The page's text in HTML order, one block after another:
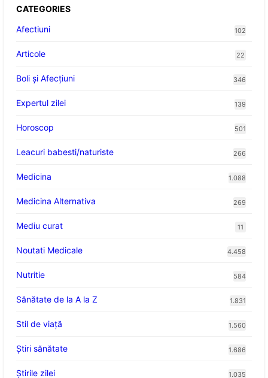
CATEGORIES
Afectiuni
102
Articole 22
Boli și Afecțiuni 346
Expertul zilei 139
Horoscop 501
Leacuri babesti/naturiste 266
Medicina 1.088
Medicina Alternativa 269
Mediu curat 11
Noutati Medicale 4.458
Nutritie 584
Sănătate de la A la Z 1.831
Stil de viaţă 1.560
Ştiri sănătate 1.686
Știrile zilei 1.035